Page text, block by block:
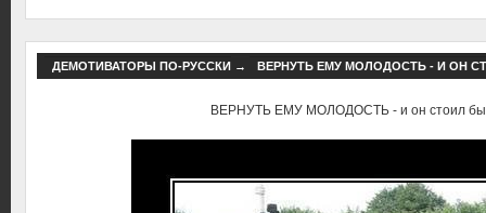
ДЕМОТИВАТОРЫ ПО-РУССКИ→ ВЕРНУТЬ ЕМУ МОЛОДОСТЬ - И ОН
ВЕРНУТЬ ЕМУ МОЛОДОСТЬ - и он стоил бы